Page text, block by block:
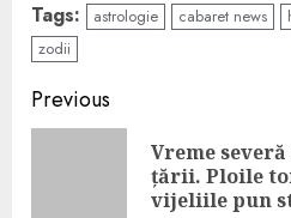
Tags: astrologie cabaret news
zodii
Continue
Reading
Previous
Vreme
țării. Ploile
vijeliile pun